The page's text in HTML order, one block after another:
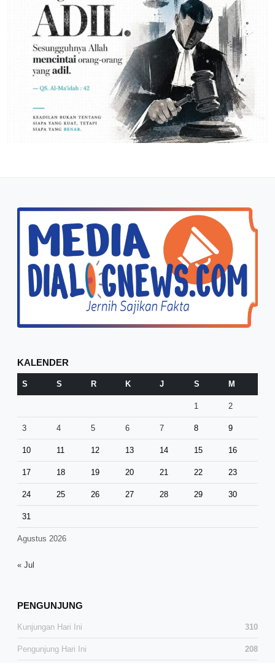
KALENDER
Agustus 2026
S S R K J S M
1 2
3 4 5 6 7 8 9
10 11 12 13 14 15 16
17 18 19 20 21 22 23
24 25 26 27 28 29 30
31
« Jul
PENGUNJUNG
Kunjungan Hari Ini 310
Pengunjung Hari Ini 208